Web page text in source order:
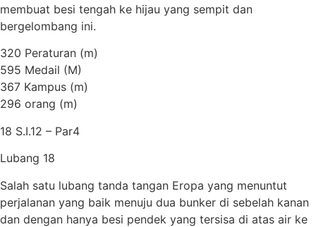
membuat besi tengah ke hijau yang sempit dan
bergelombang ini.
320 Peraturan (m)
595 Medail (M)
367 Kampus (m)
296 orang (m)
18 S.I.12 – Par4
Lubang 18
Salah satu lubang tanda tangan Eropa yang menuntut
perjalanan yang baik menuju dua bunker di sebelah kanan
dan dengan hanya besi pendek yang tersisa di atas air ke